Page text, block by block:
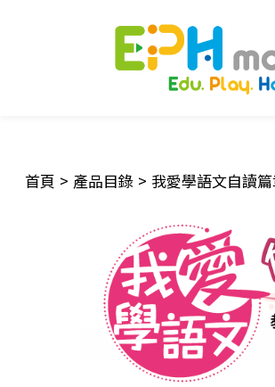
首頁 > 產品目錄 > 我愛學語文自讀